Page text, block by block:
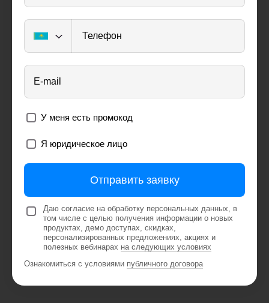
Телефон
E-mail
У меня есть промокод
Я юридическое лицо
Отправить заявку
Даю согласие на обработку персональных данных, в
том числе с целью получения информации о новых
продуктах, демо доступах, скидках,
персонализированных предложениях, акциях и
полезных вебинарах на следующих условиях
Ознакомиться с условиями публичного договора